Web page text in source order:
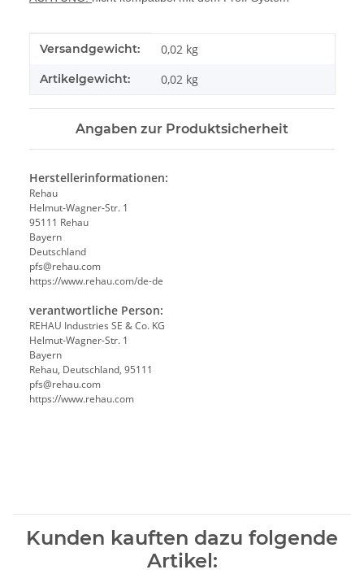
Produkteigenschaft
Wert
Versandgewicht: 0,02 kg
Artikelgewicht: 0,02 kg
Angaben zur Produktsicherheit
Herstellerinformationen:
Rehau
Helmut-Wagner-Str. 1
95111 Rehau
Bayern
Deutschland
pfs@rehau.com
https://www.rehau.com/de-de
verantwortliche Person:
REHAU Industries SE & Co. KG
Helmut-Wagner-Str. 1
Bayern
Rehau, Deutschland, 95111
pfs@rehau.com
https://www.rehau.com
Kunden kauften dazu folgende
Artikel: